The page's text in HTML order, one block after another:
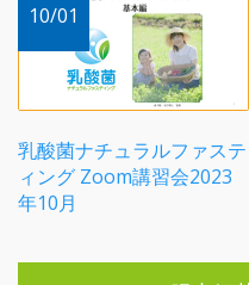
10/01
乳酸菌ナチュラルファステ
ィング Zoom講習会2023
年10月